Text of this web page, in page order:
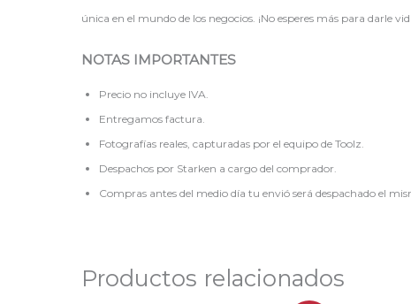
única en el mundo de los negocios. ¡No esperes más para
NOTAS IMPORTANTES
Precio no incluye IVA.
Entregamos factura.
Fotografías reales, capturadas por el equipo de Toolz.
Despachos por Starken a cargo del comprador.
Compras antes del medio día tu envió será despachado el
Productos relacionados